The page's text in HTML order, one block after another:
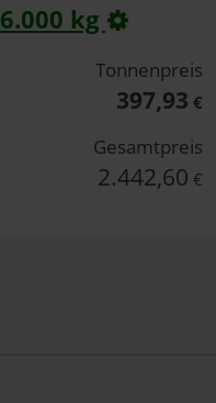
6.000 kg
Tonnenpreis
397,93 €
Gesamtpreis
2.442,60 €